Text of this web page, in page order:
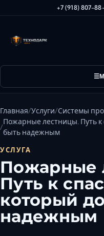
+7 (918) 807-
Главная Услуги Системы
Пожарные лестницы. Путь
быть надежным
УСЛУГА
Пожарные
Путь к
который
надежным